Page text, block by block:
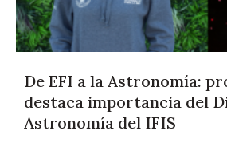
De EFI a la Astronomía:
destaca importancia del
Astronomía del IFIS